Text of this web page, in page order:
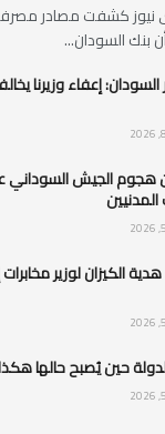
نيوز كشفت مصادر
بنك السودان...
السودان: إعفاء وزيرنا
هجوم الجيش السوداني
الكيزان لوزير
حين يُصبح حالها